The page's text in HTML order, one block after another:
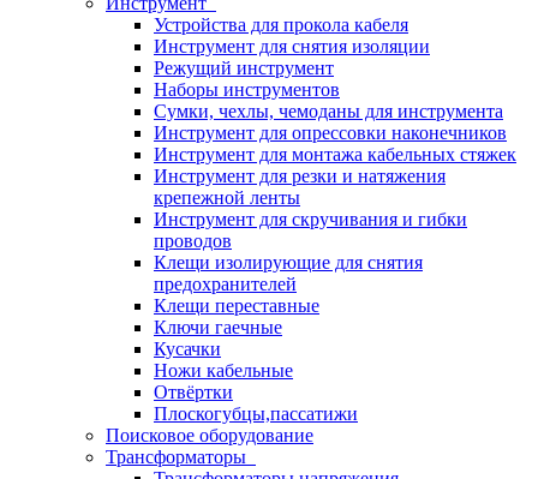
Устройства для прокола кабеля
Инструмент для снятия изоляции
Режущий инструмент
Наборы инструментов
Сумки, чехлы, чемоданы для инструмента
Инструмент для опрессовки наконечников
Инструмент для монтажа кабельных стяжек
Инструмент для резки и натяжения
крепежной ленты
Инструмент для скручивания и гибки
проводов
Клещи изолирующие для снятия
предохранителей
Клещи переставные
Ключи гаечные
Кусачки
Ножи кабельные
Отвёртки
Плоскогубцы,пассатижи
Поисковое оборудование
Трансформаторы